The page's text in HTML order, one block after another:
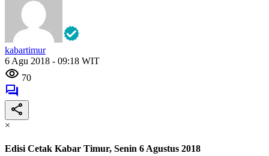
kabartimur
6 Agu 2018 - 09:18 WIT
70
×
Edisi Cetak Kabar Timur, Senin 6 Agustus 2018